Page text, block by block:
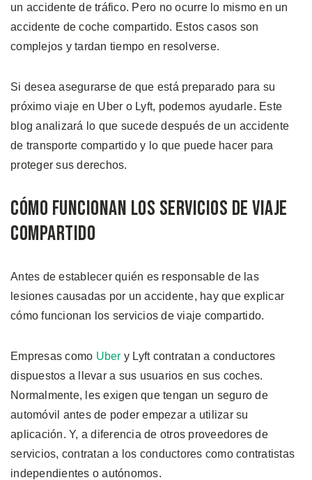
un accidente de tráfico. Pero no ocurre lo mismo en un
accidente de coche compartido. Estos casos son
complejos y tardan tiempo en resolverse.
Si desea asegurarse de que está preparado para su
próximo viaje en Uber o Lyft, podemos ayudarle. Este
blog analizará lo que sucede después de un accidente
de transporte compartido y lo que puede hacer para
proteger sus derechos.
Cómo Funcionan los Servicios de Viaje
Compartido
Antes de establecer quién es responsable de las
lesiones causadas por un accidente, hay que explicar
cómo funcionan los servicios de viaje compartido.
Empresas como Uber y Lyft contratan a conductores
dispuestos a llevar a sus usuarios en sus coches.
Normalmente, les exigen que tengan un seguro de
automóvil antes de poder empezar a utilizar su
aplicación. Y, a diferencia de otros proveedores de
servicios, contratan a los conductores como contratistas
independientes o autónomos.